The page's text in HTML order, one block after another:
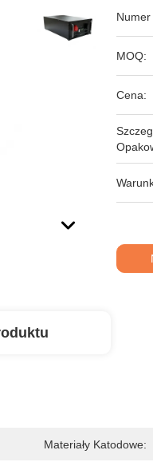
MOQ:
Cena:
Materiały Katodowe: